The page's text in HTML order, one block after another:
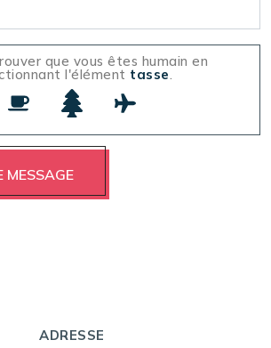
que vous êtes humain en
l'élément tasse.
ADRESSE